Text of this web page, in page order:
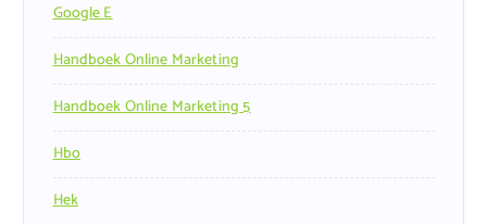
Google E
Handboek Online Marketing
Handboek Online Marketing 5
Hbo
Hek